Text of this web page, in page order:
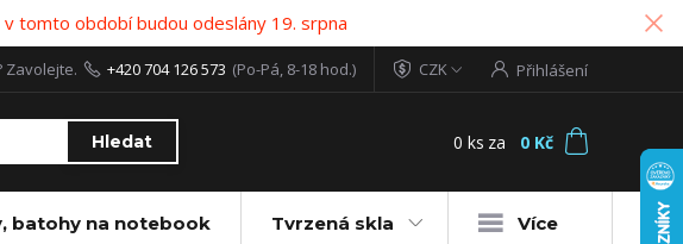
tomto období budou odeslány 19. srpna
CZK Přihlášení
Hledat
Zavolejte. +420 704 126 573 (Po-Pá, 8-18 hod.)
0 ks za 0 Kč
batohy na notebook Tvrzená skla Více